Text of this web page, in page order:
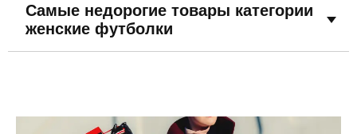
Самые недорогие товары категории
женские футболки